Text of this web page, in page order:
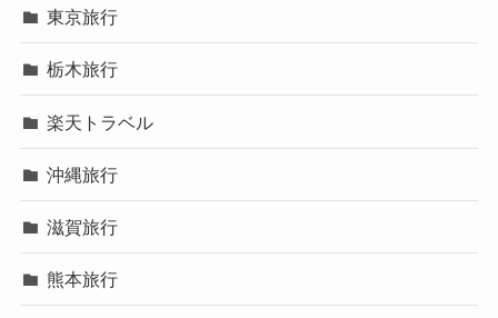
東京旅行
栃木旅行
楽天トラベル
沖縄旅行
滋賀旅行
熊本旅行